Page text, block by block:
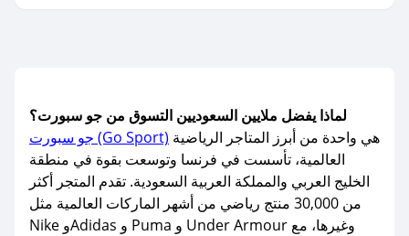
لماذا يفضل ملايين السعوديين التسوق من جو سبورت؟
جو سبورت (Go Sport)
العالمية، تأسست في فرنسا وتوسعت بقوة في منطقة
الخليج العربي والمملكة العربية السعودية. تقدم المتجر أكثر
من 30,000 منتج رياضي من أشهر الماركات العالمية مثل
Nike وAdidas و Puma و Under Armour وغيرها، مع